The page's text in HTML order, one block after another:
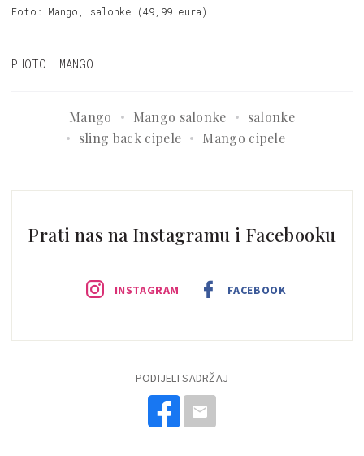
Foto: Mango, salonke (49,99 eura)
PHOTO: MANGO
Mango Mango salonke
salonke
sling back cipele
Mango cipele
Prati nas na Instagramu i Facebooku
INSTAGRAM FACEBOOK
PODIJELI SADRŽAJ